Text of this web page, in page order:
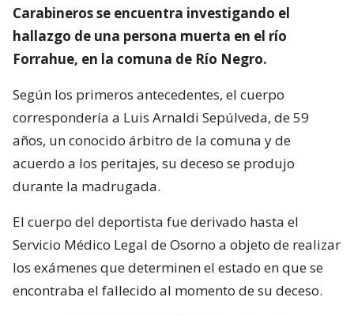
Carabineros se encuentra investigando el
hallazgo de una persona muerta en el río
Forrahue, en la comuna de Río Negro.
Según los primeros antecedentes, el cuerpo
correspondería a Luis Arnaldi Sepúlveda, de 59
años, un conocido árbitro de la comuna y de
acuerdo a los peritajes, su deceso se produjo
durante la madrugada.
El cuerpo del deportista fue derivado hasta el
Servicio Médico Legal de Osorno a objeto de realizar
los exámenes que determinen el estado en que se
encontraba el fallecido al momento de su deceso.